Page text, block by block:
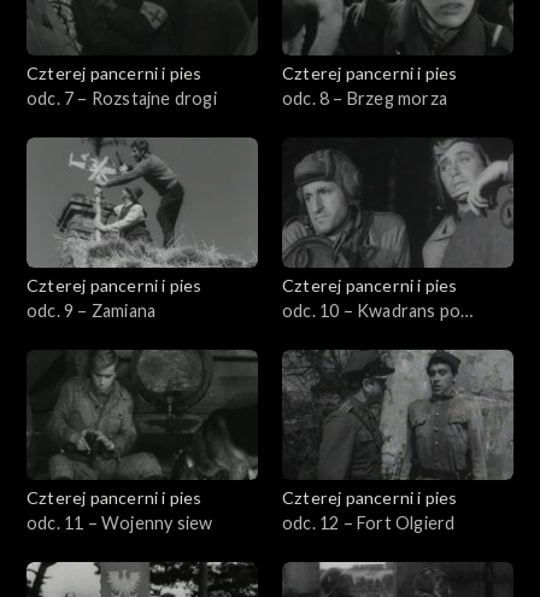
Czterej pancerni i pies
odc. 7 – Rozstajne drogi
Czterej pancerni i pies
odc. 8 – Brzeg morza
Czterej pancerni i pies
odc. 9 – Zamiana
Czterej pancerni i pies
odc. 10 – Kwadrans po
Czterej pancerni i pies
odc. 11 – Wojenny siew
Czterej pancerni i pies
odc. 12 – Fort Olgierd